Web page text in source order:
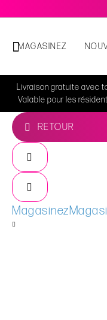
MAGASINEZ
Livraison gratuite avec
Valable pour les
RETOUR
Magasinez